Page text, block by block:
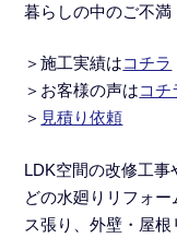
暮らしの中のご不満
＞施工実績はコチラ
＞ お客様の声はコチ
＞ 見積り依頼
LDK空間の改修工事
どの水廻りリフォー
ス張り、外壁・屋